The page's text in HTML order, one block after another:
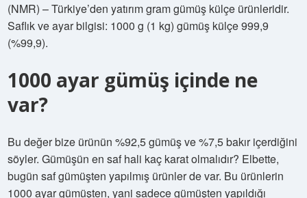
(NMR) – Türkiye’den yatırım gram gümüş külçe ürünleridir.
Saflık ve ayar bilgisi: 1000 g (1 kg) gümüş külçe 999,9
(%99,9).
1000 ayar gümüş içinde ne
var?
Bu değer bize ürünün %92,5 gümüş ve %7,5 bakır içerdiğini
söyler. Gümüşün en saf hali kaç karat olmalıdır? Elbette,
bugün saf gümüşten yapılmış ürünler de var. Bu ürünlerin
1000 ayar gümüşten, yani sadece gümüşten yapıldığı